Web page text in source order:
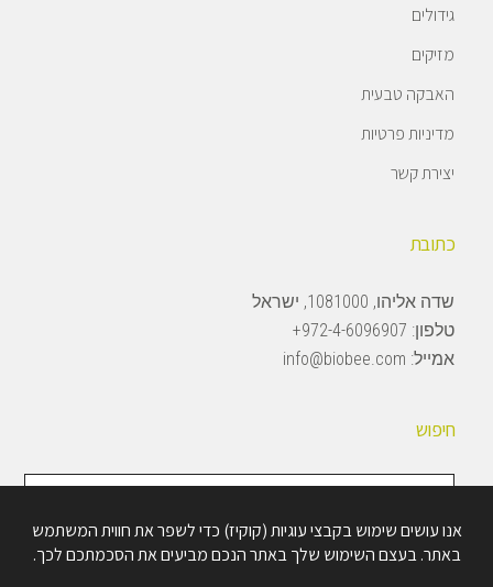
גידולים
מזיקים
האבקה טבעית
מדיניות פרטיות
יצירת קשר
כתובת
שדה אליהו, 1081000, ישראל
טלפון: 972-4-6096907+
אמייל: info@biobee.com
חיפוש
חיפוש